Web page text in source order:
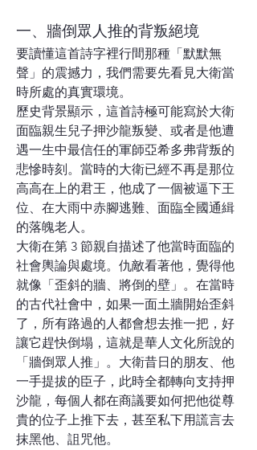
一、牆倒眾人推的背叛絕境
要讀懂這首詩字裡行間那種「默默無
聲」的震撼力，我們需要先看見大衛當
時所處的真實環境。
歷史背景顯示，這首詩極可能寫於大衛
面臨親生兒子押沙龍叛變、或者是他遭
遇一生中最信任的軍師亞希多弗背叛的
悲慘時刻。當時的大衛已經不再是那位
高高在上的君王，他成了一個被逼下王
位、在大雨中赤腳逃難、面臨全國通緝
的落魄老人。
大衛在第 3 節親自描述了他當時面臨的
社會輿論與處境。仇敵看著他，覺得他
就像「歪斜的牆、將倒的壁」。在當時
的古代社會中，如果一面土牆開始歪斜
了，所有路過的人都會想去推一把，好
讓它趕快倒塌，這就是華人文化所說的
「牆倒眾人推」。大衛昔日的朋友、他
一手提拔的臣子，此時全都轉向支持押
沙龍，每個人都在商議要如何把他從尊
貴的位子上推下去，甚至私下用謊言去
抹黑他、詛咒他。